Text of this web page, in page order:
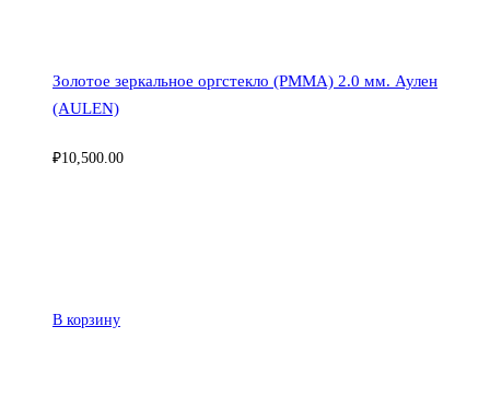
В корзину
Золотое зеркальное оргстекло (PMMA) 2.0 мм. Аулен
(AULEN)
₽10,500.00